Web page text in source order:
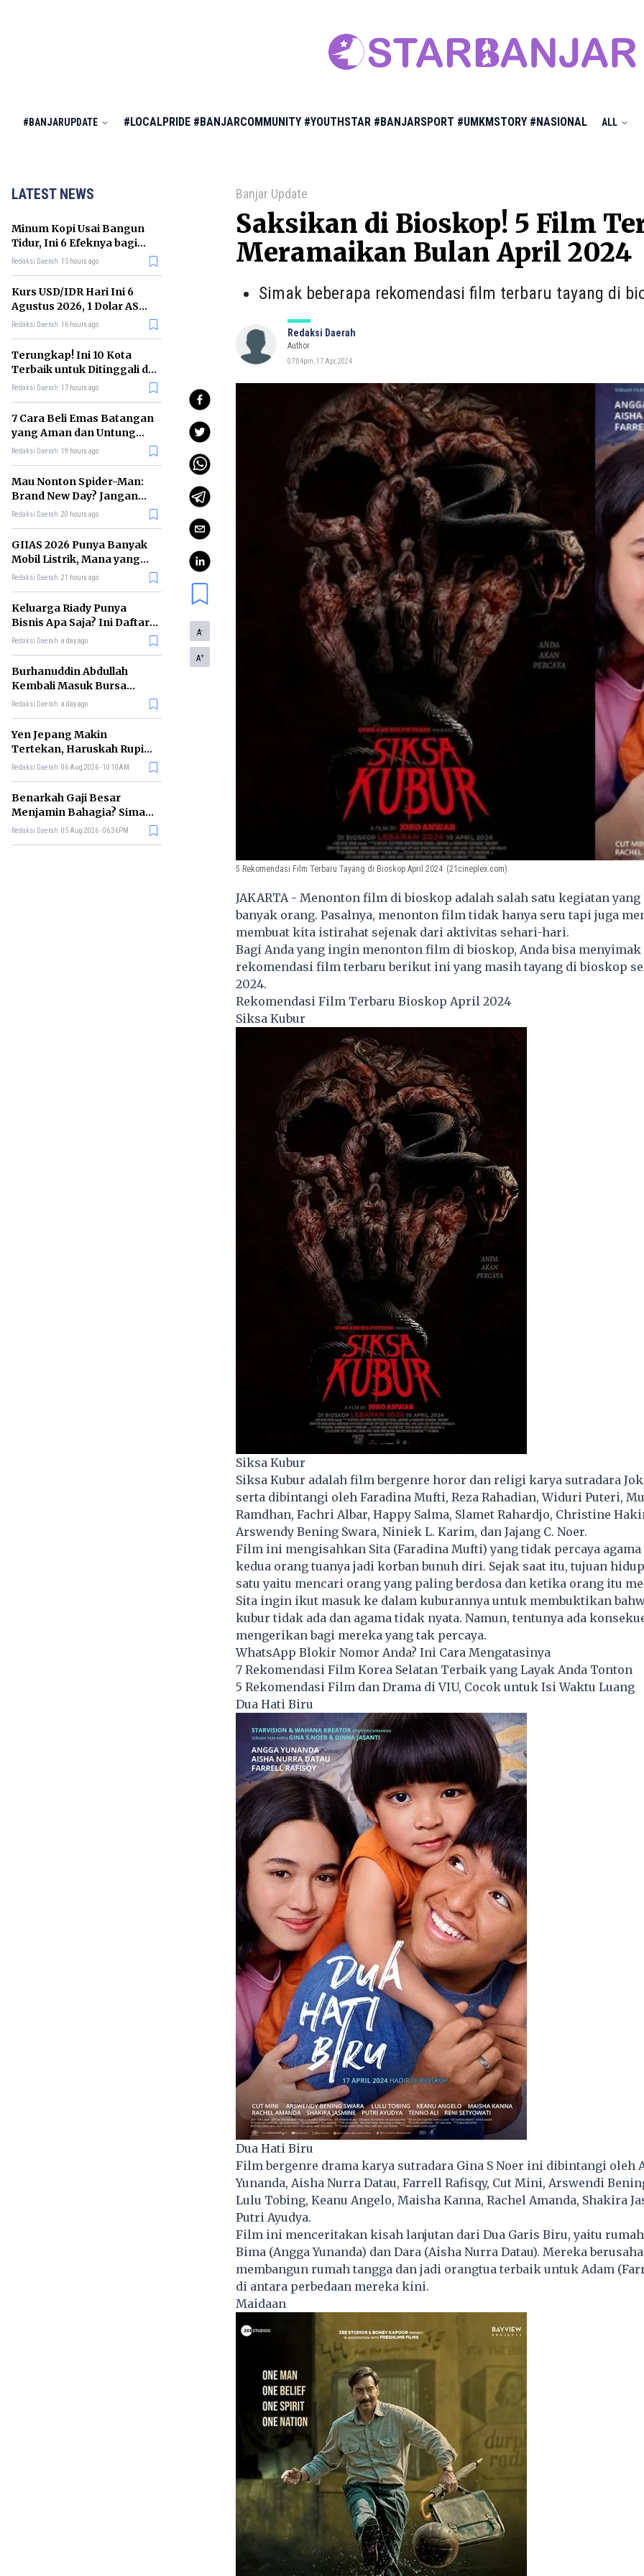
#BANJARUPDATE #LOCALPRIDE #BANJARCOMMUNITY #YOUTHSTAR #BANJARSPORT #UMKMSTORY #NASIONAL ALL
LATEST NEWS
Minum Kopi Usai Bangun
Tidur, Ini 6 Efeknya bagi
Kesehatan Tubuh
Redaksi Daerah 15 hours ago
Kurs USD/IDR Hari Ini 6
Agustus 2026, 1 Dolar AS
Kini Berapa Rupiah?
Redaksi Daerah 16 hours ago
Terungkap! Ini 10 Kota
Terbaik untuk Ditinggali di
Dunia Tahun 2026
Redaksi Daerah 17 hours ago
7 Cara Beli Emas Batangan
yang Aman dan Untung
untuk Pemula
Redaksi Daerah 19 hours ago
Mau Nonton Spider-Man:
Brand New Day? Jangan
Lewatkan 6 Film Penting
Redaksi Daerah 20 hours ago
GIIAS 2026 Punya Banyak
Mobil Listrik, Mana yang
Cocok untuk Gaji Rp10 Juta?
Redaksi Daerah 21 hours ago
Keluarga Riady Punya
Bisnis Apa Saja? Ini Daftar
Kerajaan Usahanya
Redaksi Daerah a day ago
Burhanuddin Abdullah
Kembali Masuk Bursa
Gubernur BI, Ini Rekam
Redaksi Daerah a day ago
Yen Jepang Makin
Tertekan, Haruskah Rupiah
Ikut Khawatir?
Redaksi Daerah 06 Aug 2026 - 10:10AM
Benarkah Gaji Besar
Menjamin Bahagia? Simak
Penjelasan Ilmu Ekonomi
Redaksi Daerah 05 Aug 2026 - 06:36PM
Banjar Update
Saksikan di Bioskop! 5 Film
Meramaikan Bulan April 2024
Simak beberapa rekomendasi film terbaru tayang di
Redaksi Daerah
Author
07:04pm, 17 Apr, 2024
A-
A+
5 Rekomendasi Film Terbaru Tayang di Bioskop April 2024 (21cineplex.com)
JAKARTA - Menonton film di bioskop adalah salah satu kegiatan
banyak orang. Pasalnya, menonton film tidak hanya seru tapi juga
membuat kita istirahat sejenak dari aktivitas sehari-hari.
Bagi Anda yang ingin menonton film di bioskop, Anda bisa menyimak
rekomendasi film terbaru berikut ini yang masih tayang di bioskop
2024.
Rekomendasi Film Terbaru Bioskop April 2024
Siksa Kubur
Siksa Kubur
Siksa Kubur adalah film bergenre horor dan religi karya sutradara
serta dibintangi oleh Faradina Mufti, Reza Rahadian, Widuri Puteri,
Ramdhan, Fachri Albar, Happy Salma, Slamet Rahardjo, Christine
Arswendy Bening Swara, Niniek L. Karim, dan Jajang C. Noer.
Film ini mengisahkan Sita (Faradina Mufti) yang tidak percaya agama
kedua orang tuanya jadi korban bunuh diri. Sejak saat itu, tujuan
satu yaitu mencari orang yang paling berdosa dan ketika orang itu
Sita ingin ikut masuk ke dalam kuburannya untuk membuktikan
kubur tidak ada dan agama tidak nyata. Namun, tentunya ada
mengerikan bagi mereka yang tak percaya.
WhatsApp Blokir Nomor Anda? Ini Cara Mengatasinya
7 Rekomendasi Film Korea Selatan Terbaik yang Layak Anda Tonton
5 Rekomendasi Film dan Drama di VIU, Cocok untuk Isi Waktu Luang
Dua Hati Biru
Dua Hati Biru
Film bergenre drama karya sutradara Gina S Noer ini dibintangi oleh
Yunanda, Aisha Nurra Datau, Farrell Rafisqy, Cut Mini, Arswendi
Lulu Tobing, Keanu Angelo, Maisha Kanna, Rachel Amanda, Shakira
Putri Ayudya.
Film ini menceritakan kisah lanjutan dari Dua Garis Biru, yaitu
Bima (Angga Yunanda) dan Dara (Aisha Nurra Datau). Mereka
membangun rumah tangga dan jadi orangtua terbaik untuk Adam
di antara perbedaan mereka kini.
Maidaan